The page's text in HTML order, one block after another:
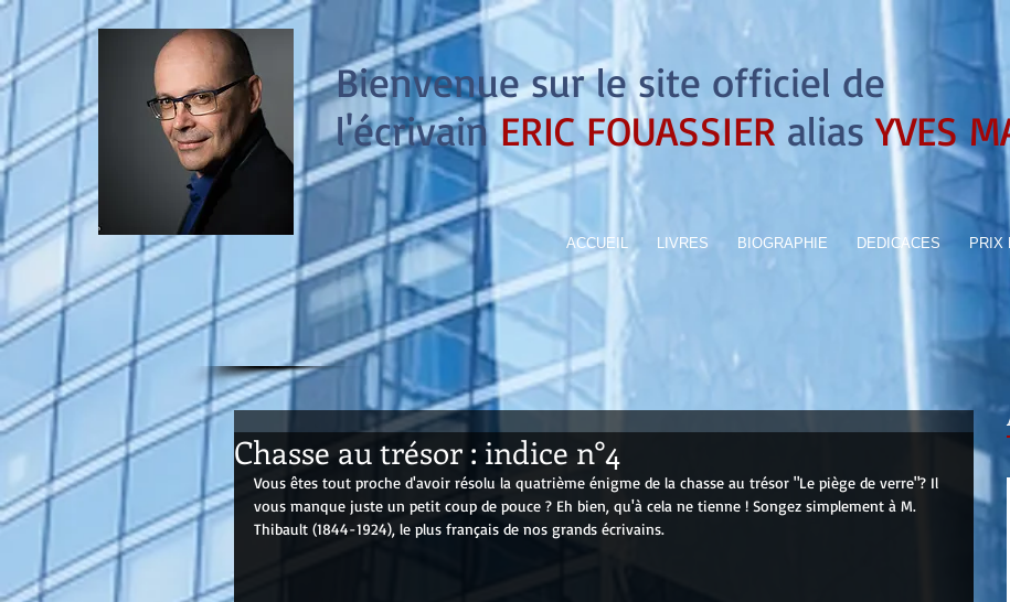
Bienvenue sur le site officiel de
l'écrivain ERIC FOUASSIER alias YVES
ACCUEIL LIVRES BIOGRAPHIE DEDICACES PRIX
Chasse au trésor : indice n°4
Vous êtes tout proche d'avoir résolu la quatrième énigme de la chasse au trésor "Le piège de verre"? Il
vous manque juste un petit coup de pouce ? Eh bien, qu'à cela ne tienne ! Songez simplement à M.
Thibault (1844-1924), le plus français de nos grands écrivains.